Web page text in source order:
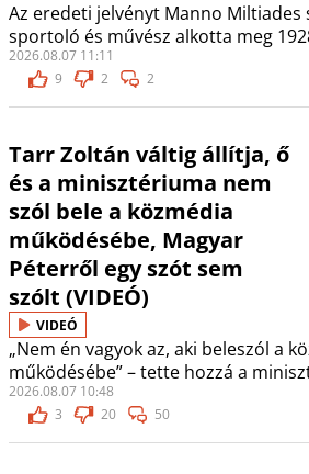
Az eredeti jelvényt Manno Miltiades
sportoló és művész alkotta meg
2026.08.07 11:11
9
2 2
Tarr Zoltán váltig állítja, ő
és a minisztériuma nem
szól bele a közmédia
működésébe, Magyar
Péterről egy szót sem
szólt (VIDEÓ)
VIDEÓ
„Nem én vagyok az, aki beleszól a
működésébe” – tette hozzá a
2026.08.07 10:48
3
20 50